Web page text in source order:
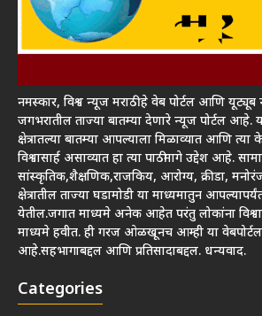
नमस्कार, विश्व न्यूज मराठी हे वेब पोर्टल आणि
जगभरातील ताज्या बातम्या देणारे न्यूज पोर्टल आहे.
क्षेत्रातल्या बातम्या आपल्याला मिळाव्यात आणि
विश्वासार्ह असाव्यात हा त्या पाठीमागे उद्देश आहे.
सांस्कृतिक,शैक्षणिक,राजकिय, आरोग्य, क्रीडा,
क्षेत्रातील ताज्या घडामोडी या माध्यमातुन
येतील.जगात माध्यमे अनेक आहेत परंतु लोकांना
माध्यमे हवीत. ही गरज ओळखूनच आम्ही या
आहे.सहभागाबद्दल आणि प्रतिसादाबद्दल. धन्यवाद.
Categories